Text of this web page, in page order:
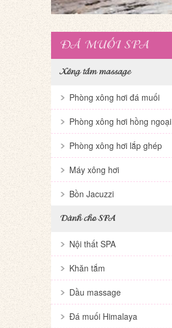
ĐÁ MUỐI SPA
Xông tắm massage
Phòng xông hơi đá muối
Phòng xông hơi hồng ngoại
Phòng xông hơi lắp ghép
Máy xông hơi
Bồn Jacuzzi
Dành cho SPA
Nội thất SPA
Khăn tắm
Dầu massage
Đá muối Himalaya